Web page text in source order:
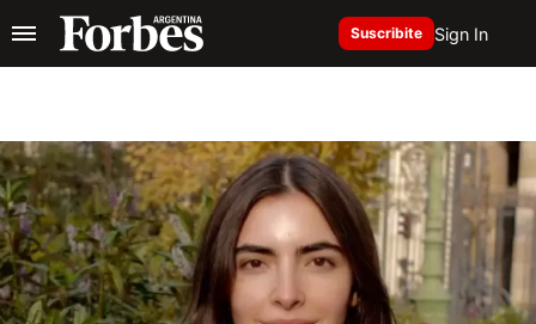
Suscribite Sign In